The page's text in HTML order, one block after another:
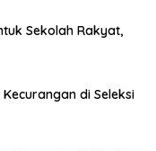
Sekolah Rakyat,
Kecurangan di Seleksi